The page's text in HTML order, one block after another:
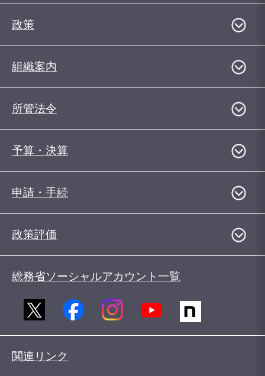
政策
組織案内
所管法令
予算・決算
申請・手続
政策評価
総務省ソーシャルアカウント一覧
関連リンク